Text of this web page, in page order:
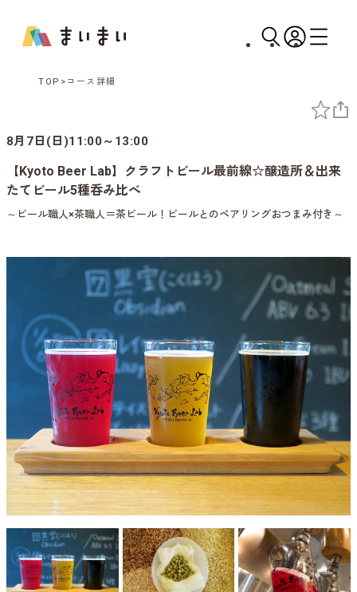
TOP コース詳細
8月7日(日)11:00～13:00
【Kyoto Beer Lab】クラフトビール最前線☆醸造所＆出来
たてビール5種呑み比べ
～ビール職人×茶職人＝茶ビール！ビールとのペアリングおつまみ付き～